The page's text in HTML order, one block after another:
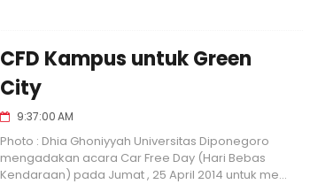
CFD Kampus untuk Green
City
9:37:00 AM
Photo : Dhia Ghoniyyah Universitas Diponegoro
mengadakan acara Car Free Day (Hari Bebas
Kendaraan) pada Jumat , 25 April 2014 untuk me...